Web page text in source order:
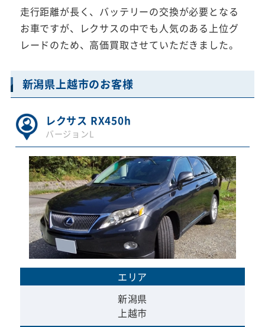
走行距離が長く、バッテリーの交換が必要となる
お車ですが、レクサスの中でも人気のある上位グ
レードのため、高価買取させていただきました。
新潟県上越市のお客様
レクサス RX450h
バージョンL
エリア
新潟県
上越市